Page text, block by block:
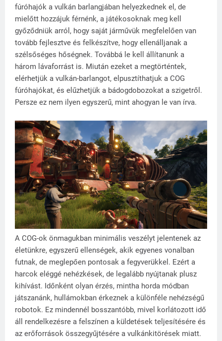
fúróhajók a vulkán barlangjában helyezkednek el, de
mielőtt hozzájuk férnénk, a játékosoknak meg kell
győződniük arról, hogy saját járművük megfelelően van
tovább fejlesztve és felkészítve, hogy ellenálljanak a
szélsőséges hőségnek. Továbbá le kell állítanunk a
három lávaforrást is. Miután ezeket a megtörténtek,
elérhetjük a vulkán-barlangot, elpusztíthatjuk a COG
fúróhajókat, és elűzhetjük a bádogdobozokat a szigetről.
Persze ez nem ilyen egyszerű, mint ahogyan le van írva.
A COG-ok önmagukban minimális veszélyt jelentenek az
életünkre, egyszerű ellenségek, akik egyenes vonalban
futnak, de meglepően pontosak a fegyverükkel. Ezért a
harcok eléggé nehézkések, de legalább nyújtanak plusz
kihívást. Időnként olyan érzés, mintha horda módban
játszanánk, hullámokban érkeznek a különféle nehézségű
robotok. Ez mindennél bosszantóbb, mivel korlátozott idő
áll rendelkezésre a felszínen a küldetések teljesítésére és
az erőforrások összegyűjtésére a vulkánkitörések miatt.